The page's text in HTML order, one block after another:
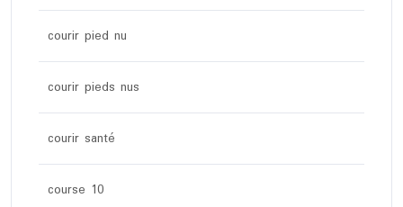
courir pied nu
courir pieds nus
courir santé
course 10